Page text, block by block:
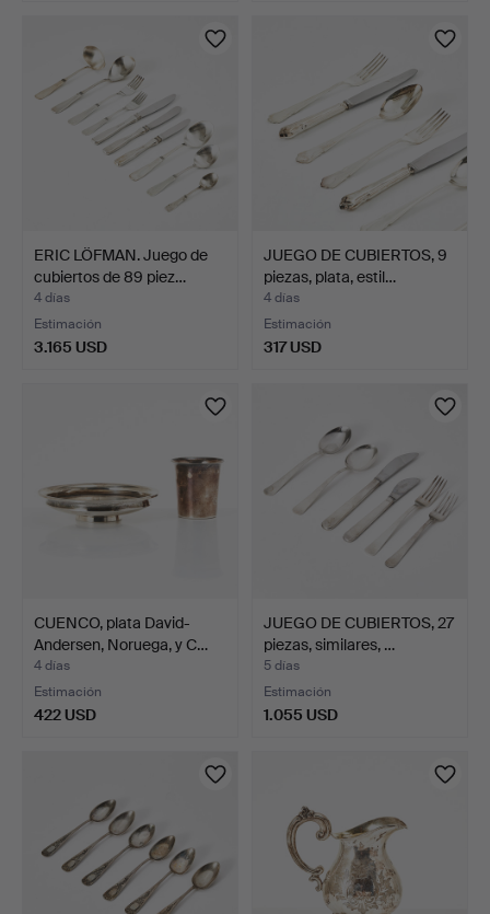
ERIC LÖFMAN. Juego de
cubiertos de 89 piez…
4 días
Estimación
3.165 USD
JUEGO DE CUBIERTOS, 9
piezas, plata, estil…
4 días
Estimación
317 USD
CUENCO, plata David-
Andersen, Noruega, y C…
4 días
Estimación
422 USD
JUEGO DE CUBIERTOS, 27
piezas, similares, …
5 días
Estimación
1.055 USD